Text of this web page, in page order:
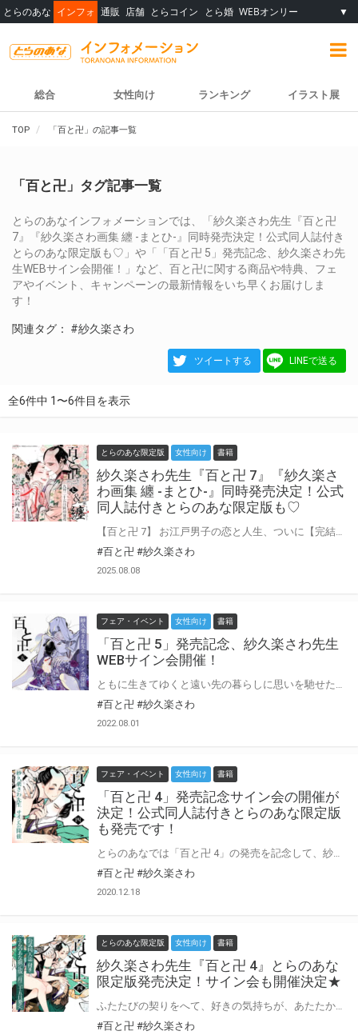
とらのあな インフォ 通販 店舗 とらコイン とら婚 WEBオンリー ▼
総合 女性向け ランキング イラスト展
TOP 「百と卍」の記事一覧
「百と卍」タグ記事一覧
とらのあなインフォメーションでは、「紗久楽さわ先生『百と卍
7』『紗久楽さわ画集 纏 -まとひ-』同時発売決定！公式同人誌付き
とらのあな限定版も♡」や「「百と卍 5」発売記念、紗久楽さわ先
生WEBサイン会開催！」など、百と卍に関する商品や特典、フェ
アやイベント、キャンペーンの最新情報をいち早くお届けしま
す！
関連タグ： #紗久楽さわ
ツイートする LINEで送る
全6件中 1〜6件目を表示
とらのあな限定版 女性向け 書籍
紗久楽さわ先生『百と卍 7』『紗久楽さ
わ画集 纏 -まとひ-』同時発売決定！公式
同人誌付きとらのあな限定版も♡
#百と卍 #紗久楽さわ
2025.08.08
フェア・イベント 女性向け 書籍
「百と卍 5」発売記念、紗久楽さわ先生
WEBサイン会開催！
#百と卍 #紗久楽さわ
2022.08.01
フェア・イベント 女性向け 書籍
「百と卍 4」発売記念サイン会の開催が
決定！公式同人誌付きとらのあな限定版
も発売です！
#百と卍 #紗久楽さわ
2020.12.18
とらのあな限定版 女性向け 書籍
紗久楽さわ先生『百と卍 4』とらのあな
限定版発売決定！サイン会も開催決定★
#百と卍 #紗久楽さわ